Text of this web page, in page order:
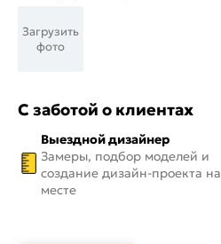
Загрузить
фото
С заботой о клиентах
Выездной дизайнер
Замеры, подбор моделей и
создание дизайн-проекта на
месте